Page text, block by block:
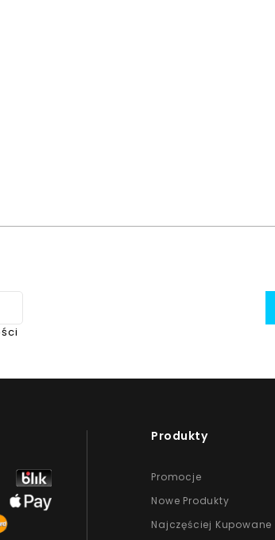
Produkty
Promocje
Nowe Produkty
Najczęściej Kupowane